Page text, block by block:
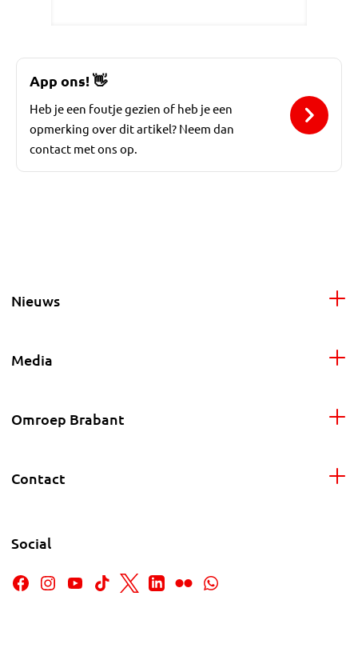
App ons!👋
Heb je een foutje gezien of heb je een
opmerking over dit artikel? Neem dan
contact met ons op.
Nieuws
Media
Omroep Brabant
Contact
Social